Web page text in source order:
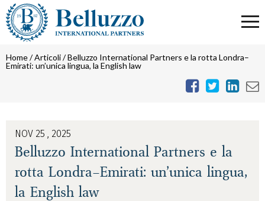
Home/Articoli/Belluzzo International Partners e la rotta Londra–
Emirati: un’unica lingua, la English law
NOV 25 , 2025
Belluzzo International Partners e la
rotta Londra–Emirati: un’unica lingua,
la English law